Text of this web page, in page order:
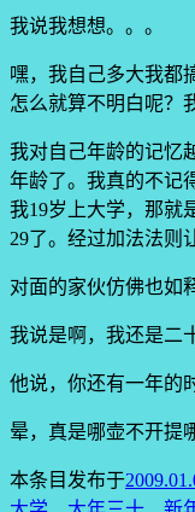
我说我想想。。。
嘿，我自己多大我都
怎么就算不明白呢？
我对自己年龄的记忆
年龄了。我真的不记
我19岁上大学，那就
29了。经过加法法则
对面的家伙仿佛也如
我说是啊，我还是二
他说，你还有一年的
晕，真是哪壶不开提
本条目发布于